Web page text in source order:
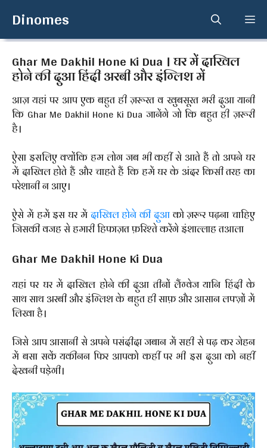
content
Dinomes
Ghar Me Dakhil Hone Ki Dua । घर में दाखिल
होने की दुआ हिंदी अरबी और इंग्लिश में
आज़ यहां पर आप एक बहुत ही ज़रूरत व खुबसूरत भरी दुआ यानी
कि Ghar Me Dakhil Hone Ki Dua जानेंगे जो कि बहुत ही ज़रूरी
है।
ऐसा इसलिए क्योंकि हम लोग जब भी कहीं से आते हैं तो अपने घर
में दाखिल होते हैं और चाहते हैं कि हमें घर के अंदर किसी तरह का
परेशानी न आए।
ऐसे में हमें इस घर मेंदाखिल होने की दुआको ज़रूर पढ़ना चाहिए
जिसकी वजह से हमारी हिफाज़त फ़रिश्ते करेंगे इंशाल्लाह तआला
Ghar Me Dakhil Hone Ki Dua
यहां पर घर में दाखिल होने की दुआ तीनों लैंग्वेज यानि हिंदी के
साथ साथ अरबी और इंग्लिश के बहुत ही साफ़ और आसान लफ्ज़ों में
लिखा है।
जिसे आप आसानी से अपने पसंदीदा जबान में सही से पढ़ कर जेहन
में बसा सकें यकीनन फिर आपको कहीं पर भी इस दुआ को नहीं
देखनी पड़ेगी।